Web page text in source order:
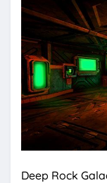
Deep Rock